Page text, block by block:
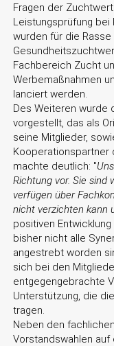
Fragen der
Leistungsprüfung bei
wurden für die
Fachbereich Zucht
Werbemaßnahmen
lanciert werden.
Des Weiteren wurde
vorgestellt, das als
seine Mitglieder,
Kooperationspartner
machte deutlich:
Richtung vor. Sie sind
verfügen über
nicht verzichten kann
positiven
bisher nicht alle
angestrebt worden
sich bei den
entgegengebrachte
Unterstützung, die
tragen.
Neben den
Vorstandswahlen auf